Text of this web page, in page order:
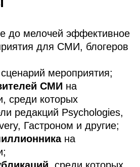
до мелочей эффективное
для СМИ, блогеров
мероприятия;
СМИ на
среди которых
редакций Psychologies,
Гастроном и другие;
на